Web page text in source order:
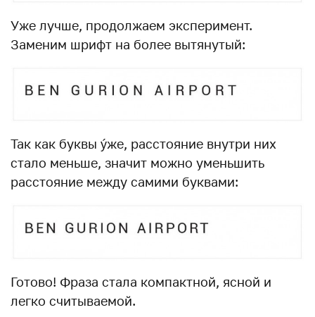
Уже лучше, продолжаем эксперимент.
Заменим шрифт на более вытянутый:
Так как буквы ýже, расстояние внутри них
стало меньше, значит можно уменьшить
расстояние между самими буквами:
Готово! Фраза стала компактной, ясной и
легко считываемой.